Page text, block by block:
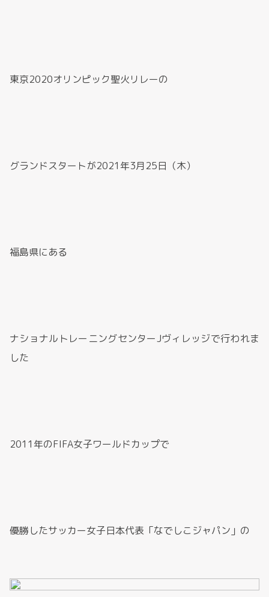
東京2020オリンピック聖火リレーの
グランドスタートが2021年3月25日（木）
福島県にある
ナショナルトレーニングセンターJヴィレッジで行われま
した
2011年のFIFA女子ワールドカップで
優勝したサッカー女子日本代表「なでしこジャパン」の